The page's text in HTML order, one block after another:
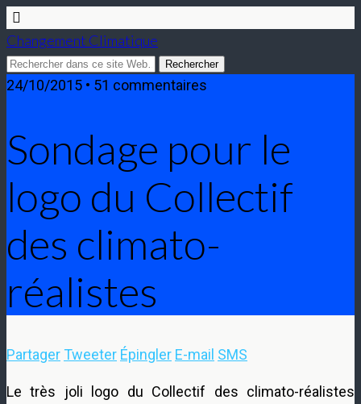
Changement Climatique
24/10/2015 • 51 commentaires
Sondage pour le
logo du Collectif
des climato-
réalistes
Partager Tweeter Épingler E-mail SMS
Le très joli logo du Collectif des climato-réalistes